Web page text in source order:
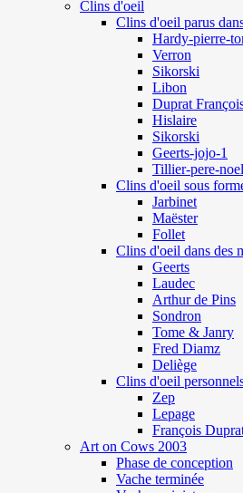
Clins d'oeil
Clins d'oeil parus
Hardy-pierre-
Verron
Sikorski
Libon
Duprat
Hislaire
Sikorski
Geerts-jojo-1
Tillier-pere-noel
Clins d'oeil sous
Jarbinet
Maëster
Follet
Clins d'oeil dans des
Geerts
Laudec
Arthur de Pins
Sondron
Tome & Janry
Fred Diamz
Deliège
Clins d'oeil
Zep
Lepage
François
Art on Cows 2003
Phase de conception
Vache terminée